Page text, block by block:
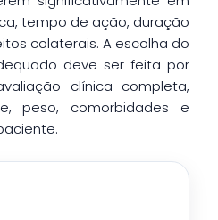
tempo de ação, duração
colaterais. A escolha do
deve ser feita por
clínica completa,
peso, comorbidades e